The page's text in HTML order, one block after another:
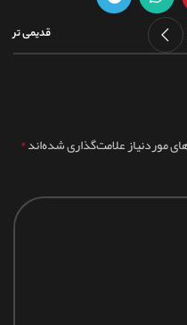
قدیمی تر
موردنیاز علامت‌گذاری شده‌اند*